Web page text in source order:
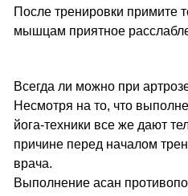
После тренировки примите
мышцам приятное
Всегда ли можно при
Несмотря на то, что
йога-техники все же дают
причине перед началом
врача.
Выполнение асан